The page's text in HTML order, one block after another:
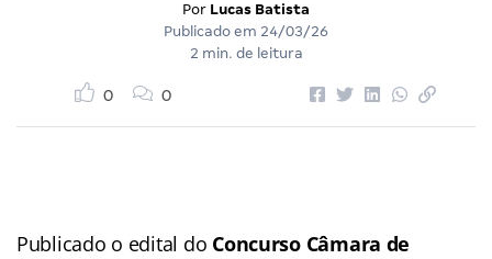
Por Lucas Batista
Publicado em 24/03/26
2 min. de leitura
0 0
Publicado o edital do Concurso Câmara de